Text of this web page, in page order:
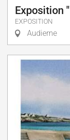
Exposition
EXPOSITION
Audierne